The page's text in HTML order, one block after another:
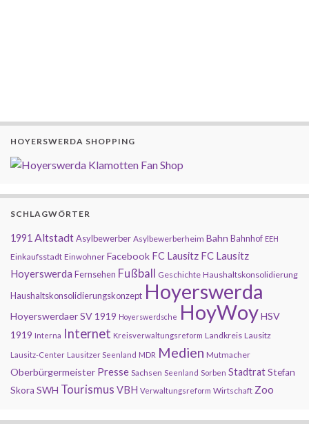
HOYERSWERDA SHOPPING
SCHLAGWÖRTER
1991 AltstadtAsylbewerber Asylbewerberheim Bahn Bahnhof EEH
Einkaufsstadt Einwohner Facebook FC Lausitz FC Lausitz
Hoyerswerda Fernsehen Fußball Geschichte Haushaltskonsolidierung
Haushaltskonsolidierungskonzept Hoyerswerda
Hoyerswerdaer SV 1919 Hoyerswerdsche HoyWoyHSV
1919 Interna Internet Kreisverwaltungsreform Landkreis Lausitz
Lausitz-Center Lausitzer Seenland MDR Medien Mutmacher
Oberbürgermeister Presse Sachsen Seenland Sorben StadtratStefan
Skora SWH Tourismus VBH Verwaltungsreform Wirtschaft Zoo